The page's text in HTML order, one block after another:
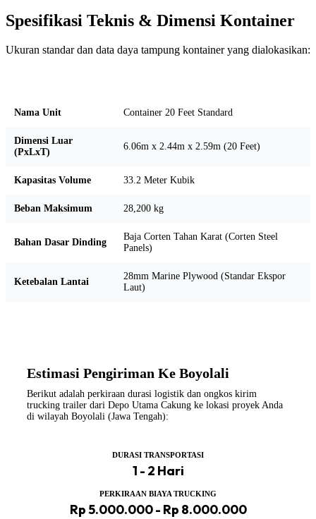
Spesifikasi Teknis & Dimensi Kontainer
Ukuran standar dan data daya tampung kontainer yang dialokasikan:
Nama Unit Container 20 Feet Standard
Dimensi Luar
(PxLxT)
6.06m x 2.44m x 2.59m (20 Feet)
Kapasitas Volume 33.2 Meter Kubik
Beban Maksimum 28,200 kg
Bahan Dasar Dinding
Baja Corten Tahan Karat (Corten Steel
Panels)
Ketebalan Lantai
28mm Marine Plywood (Standar Ekspor
Laut)
Estimasi Pengiriman Ke Boyolali
Berikut adalah perkiraan durasi logistik dan ongkos kirim
trucking trailer dari Depo Utama Cakung ke lokasi proyek Anda
di wilayah Boyolali (Jawa Tengah):
DURASI TRANSPORTASI
1 - 2 Hari
PERKIRAAN BIAYA TRUCKING
Rp 5.000.000 - Rp 8.000.000